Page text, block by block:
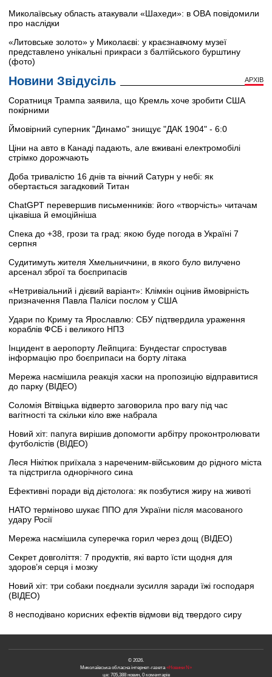
Миколаївську область атакували «Шахеди»: в ОВА повідомили
про наслідки
«Литовське золото» у Миколаєві: у краєзнавчому музеї
представлено унікальні прикраси з балтійського бурштину
(фото)
Новини Звідусіль АРХІВ
Соратниця Трампа заявила, що Кремль хоче зробити США
покірними
Ймовірний суперник "Динамо" знищує "ДАК 1904" - 6:0
Ціни на авто в Канаді падають, але вживані електромобілі
стрімко дорожчають
Доба тривалістю 16 днів та вічний Сатурн у небі: як
обертається загадковий Титан
ChatGPT перевершив письменників: його «творчість» читачам
цікавіша й емоційніша
Спека до +38, грози та град: якою буде погода в Україні 7
серпня
Судитимуть жителя Хмельниччини, в якого було вилучено
арсенал зброї та боєприпасів
«Нетривіальний і дієвий варіант»: Клімкін оцінив ймовірність
призначення Павла Паліси послом у США
Удари по Криму та Ярославлю: СБУ підтвердила ураження
кораблів ФСБ і великого НПЗ
Інцидент в аеропорту Лейпцига: Бундестаг спростував
інформацію про боєприпаси на борту літака
Мережа насмішила реакція хаски на пропозицію відправитися
до парку (ВІДЕО)
Соломія Вітвіцька відверто заговорила про вагу під час
вагітності та скільки кіло вже набрала
Новий хіт: папуга вирішив допомогти арбітру проконтролювати
футболістів (ВІДЕО)
Леся Нікітюк приїхала з нареченим-військовим до рідного міста
та підстригла однорічного сина
Ефективні поради від дієтолога: як позбутися жиру на животі
НАТО терміново шукає ППО для України після масованого
удару Росії
Мережа насмішила суперечка горил через дощ (ВІДЕО)
Секрет довголіття: 7 продуктів, які варто їсти щодня для
здоров’я серця і мозку
Новий хіт: три собаки поєднали зусилля заради їжі господаря
(ВІДЕО)
8 несподівано корисних ефектів відмови від твердого сиру
© 2026.
Миколаївська обласна інтернет-газета «Новини N»
це: 705,388 новин, 0 коментарів